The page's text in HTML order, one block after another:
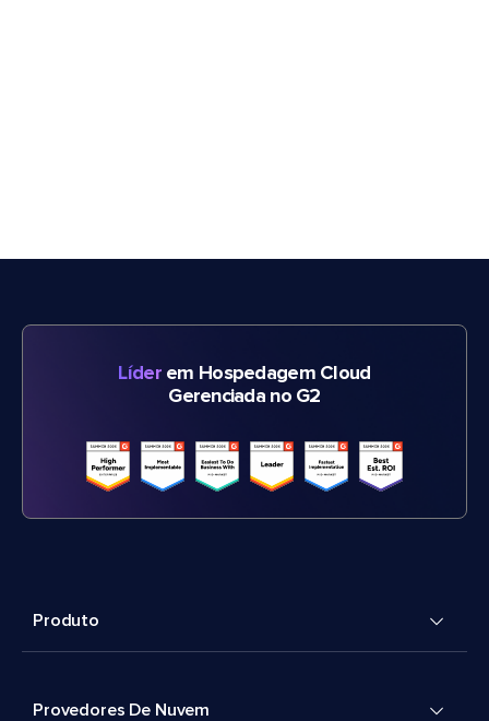
Líderem Hospedagem Cloud
Gerenciada no G2
Produto
Provedores De Nuvem